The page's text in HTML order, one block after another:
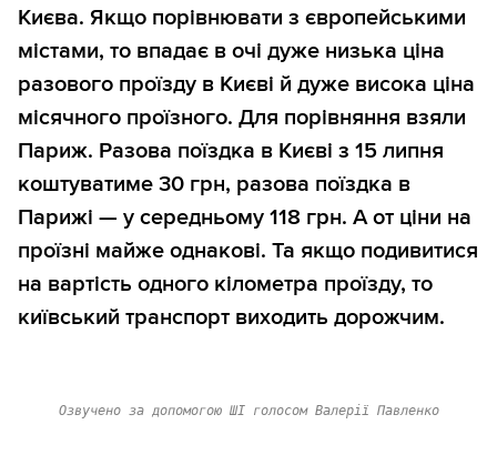
Києва. Якщо порівнювати з європейськими
містами, то впадає в очі дуже низька ціна
разового проїзду в Києві й дуже висока ціна
місячного проїзного. Для порівняння взяли
Париж. Разова поїздка в Києві з 15 липня
коштуватиме 30 грн, разова поїздка в
Парижі — у середньому 118 грн. А от ціни на
проїзні майже однакові. Та якщо подивитися
на вартість одного кілометра проїзду, то
київський транспорт виходить дорожчим.
Озвучено за допомогою ШІ голосом Валерії Павленко